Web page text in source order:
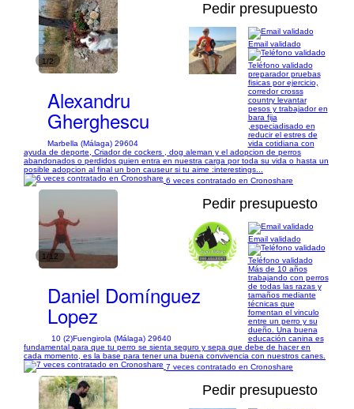
1/2
Pedir presupuesto
Alexandru
Gherghescu
Marbella (Málaga) 29604
Email validado
Teléfono validado
preparador pruebas
fisicas por ejercicio,
corredor crosss
country levantar
pesos y trabajador en
bara fija
,especiadisado en
reducir el estres de
vida cotidiana con
ayuda de deporte, Criador de cockers , dog aleman y el adopcion de perros
abandonados o perdidos quien entra en nuestra carga por toda su vida o hasta un
posible adopcion al final un bon causeur si tu aime :interestings...
6 veces contratado en Cronoshare
1/12
Pedir presupuesto
Daniel Domínguez
Lopez
10 (2)Fuengirola (Málaga) 29640
Email validado
Teléfono validado
Más de 10 años
trabajando con perros
de todas las razas y
tamaños mediante
técnicas que
fomentan el vinculo
entre un perro y su
dueño. Una buena
educación canina es
fundamental para que tu perro se sienta seguro y sepa que debe de hacer en
cada momento, es la base para tener una buena convivencia con nuestros canes.
7 veces contratado en Cronoshare
Pedir presupuesto